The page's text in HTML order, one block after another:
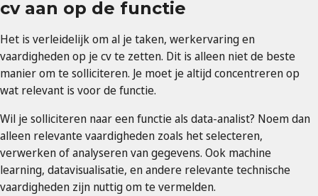
cv aan op de functie
Het is verleidelijk om al je taken, werkervaring en
vaardigheden op je cv te zetten. Dit is alleen niet de beste
manier om te solliciteren. Je moet je altijd concentreren op
wat relevant is voor de functie.
Wil je solliciteren naar een functie als data-analist? Noem dan
alleen relevante vaardigheden zoals het selecteren,
verwerken of analyseren van gegevens. Ook machine
learning, datavisualisatie, en andere relevante technische
vaardigheden zijn nuttig om te vermelden.